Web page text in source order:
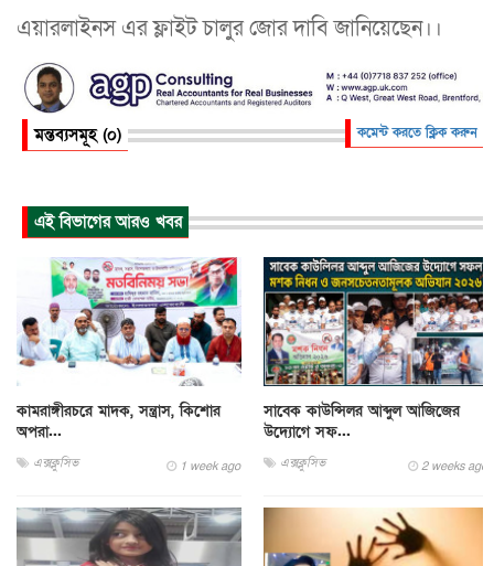
এয়ারলাইনস এর ফ্লাইট চালুর জোর দাবি জানিয়েছেন।।
মন্তব্যসমূহ (০) কমেন্ট করতে ক্লিক করুন
এই বিভাগের আরও খবর
কামরাঙ্গীরচরে মাদক, সন্ত্রাস, কিশোর
অপরা...
এক্সক্লুসিভ 1 week ago
সাবেক কাউন্সিলর আব্দুল আজিজের
উদ্যোগে সফ...
এক্সক্লুসিভ 2 weeks ago